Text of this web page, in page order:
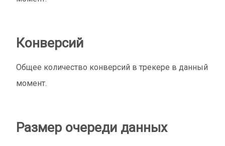
Конверсий
Общее количество конверсий в трекере в данный
момент.
Размер очереди данных